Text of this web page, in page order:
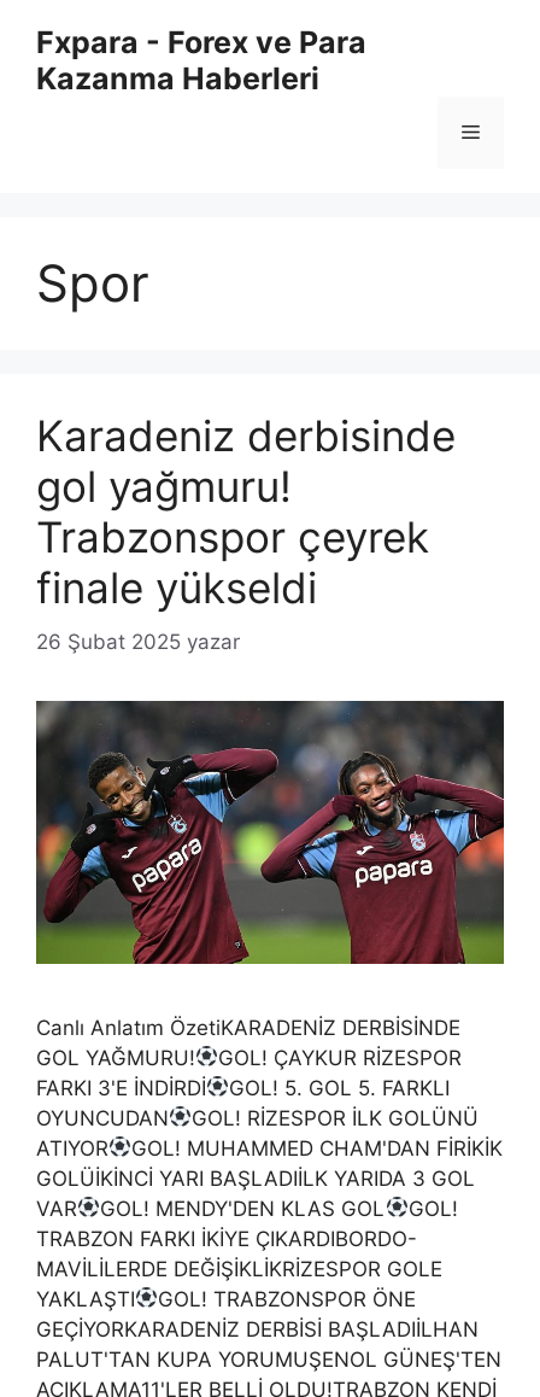
Fxpara - Forex ve Para
Kazanma Haberleri
Menü
Spor
Karadeniz derbisinde
gol yağmuru!
Trabzonspor çeyrek
finale yükseldi
26 Şubat 2025 yazar
Canlı Anlatım ÖzetiKARADENİZ DERBİSİNDE
GOL YAĞMURU!
GOL! ÇAYKUR RİZESPOR
FARKI 3'E İNDİRDİ
GOL! 5. GOL 5. FARKLI
OYUNCUDAN
GOL! RİZESPOR İLK GOLÜNÜ
ATIYOR
GOL! MUHAMMED CHAM'DAN FİRİKİK
GOLÜİKİNCİ YARI BAŞLADIİLK YARIDA 3 GOL
VAR
GOL! MENDY'DEN KLAS GOL
GOL!
TRABZON FARKI İKİYE ÇIKARDIBORDO-
MAVİLİLERDE DEĞİŞİKLİKRİZESPOR GOLE
YAKLAŞTI
GOL! TRABZONSPOR ÖNE
GEÇİYORKARADENİZ DERBİSİ BAŞLADIİLHAN
PALUT'TAN KUPA YORUMUŞENOL GÜNEŞ'TEN
AÇIKLAMA11'LER BELLİ OLDU!TRABZON KENDİ